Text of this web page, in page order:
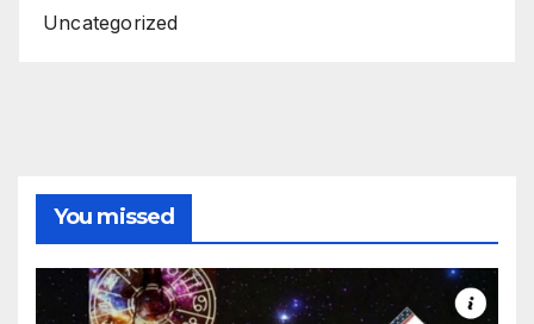
Uncategorized
You missed